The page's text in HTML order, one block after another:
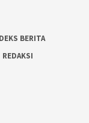
BERITA
REDAKSI